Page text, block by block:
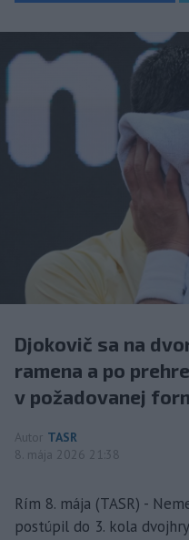
Djokovič sa na
ramena a po
v požadovanej
Autor TASR
8. mája 2026 21:38
Rím 8. mája (TASR) -
postúpil do 3. kola